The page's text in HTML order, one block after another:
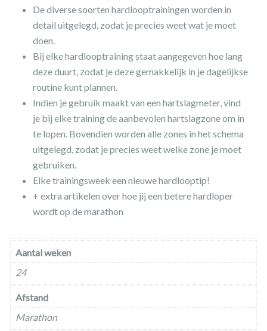
De diverse soorten hardlooptrainingen worden in
detail uitgelegd, zodat je precies weet wat je moet
doen.
Bij elke hardlooptraining staat aangegeven hoe lang
deze duurt, zodat je deze gemakkelijk in je dagelijkse
routine kunt plannen.
Indien je gebruik maakt van een hartslagmeter, vind
je bij elke training de aanbevolen hartslagzone om in
te lopen. Bovendien worden alle zones in het schema
uitgelegd, zodat je precies weet welke zone je moet
gebruiken.
Elke trainingsweek een nieuwe hardlooptip!
+ extra artikelen over hoe jij een betere hardloper
wordt op de marathon
Aantal weken
24
Afstand
Marathon